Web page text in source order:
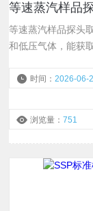
等速蒸汽样品
等速蒸汽样品探头
和低压气体，能获
时间：2026-06-
浏览量：751